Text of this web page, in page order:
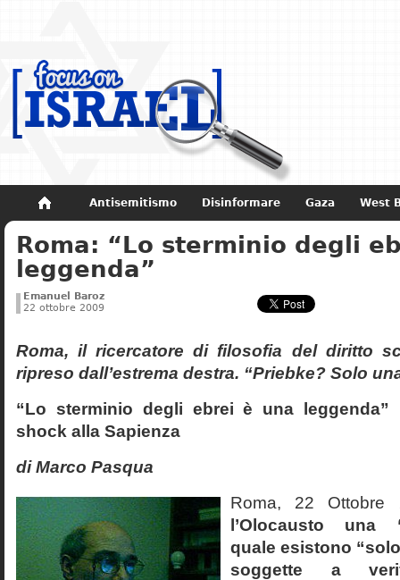
Antisemitismo Disinformare Gaza West
Non dimenticare Storia di Israele
Roma: “Lo sterminio degli
leggenda”
Emanuel Baroz
22 ottobre 2009
Roma, il ricercatore di filosofia del diritto
ripreso dall’estrema destra. “Priebke? Solo
“Lo sterminio degli ebrei è una leggenda”
shock alla Sapienza
di Marco Pasqua
Roma, 22
l’Olocausto una
quale esistono
soggette a